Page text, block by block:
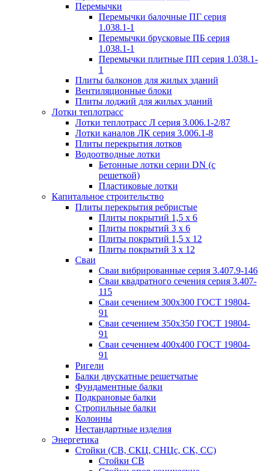
Перемычки
Перемычки балочные ПГ серия
1.038.1-1
Перемычки брусковые ПБ серия
1.038.1-1
Перемычки плитные ПП серия 1.038.1-
1
Плиты балконов для жилых зданий
Вентиляционные блоки
Плиты лоджий для жилых зданий
Лотки теплотрасс
Лотки теплотрасс Л серия 3.006.1-2/87
Лотки каналов ЛК серия 3.006.1-8
Плиты перекрытия лотков
Водоотводные лотки
Бетонные лотки серии DN (с
решеткой)
Пластиковые лотки
Капитальное строительство
Плиты перекрытия ребристые
Плиты покрытий 1,5 x 6
Плиты покрытий 3 x 6
Плиты покрытий 1,5 x 12
Плиты покрытий 3 x 12
Сваи
Сваи вибрированные серия 3.407.9-146
Сваи квадратного сечения серия 3.407-
115
Сваи сечением 300х300 ГОСТ 19804-
91
Сваи сечением 350х350 ГОСТ 19804-
91
Сваи сечением 400х400 ГОСТ 19804-
91
Ригели
Балки двускатные решетчатые
Фундаментные балки
Подкрановые балки
Стропильные балки
Колонны
Нестандартные изделия
Энергетика
Стойки (СВ, СКЦ, СНЦс, СК, СС)
Стойки СВ